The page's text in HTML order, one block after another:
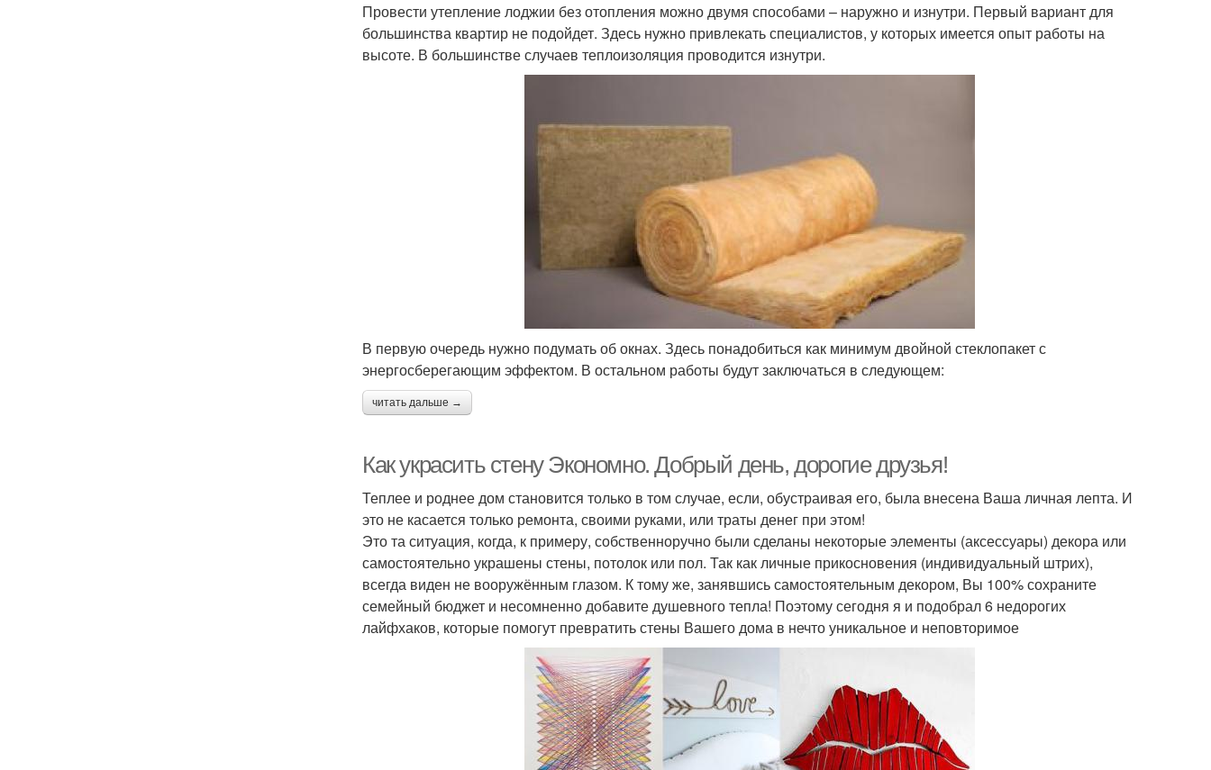
Провести утепление лоджии без отопления можно двумя способами – наружно и изнутри. Первый вариант для
большинства квартир не подойдет. Здесь нужно привлекать специалистов, у которых имеется опыт работы на
высоте. В большинстве случаев теплоизоляция проводится изнутри.
В первую очередь нужно подумать об окнах. Здесь понадобиться как минимум двойной стеклопакет с
энергосберегающим эффектом. В остальном работы будут заключаться в следующем:
читать дальше →
Как украсить стену Экономно. Добрый день, дорогие друзья!
Теплее и роднее дом становится только в том случае, если, обустраивая его, была внесена Ваша личная лепта. И
это не касается только ремонта, своими руками, или траты денег при этом!
Это та ситуация, когда, к примеру, собственноручно были сделаны некоторые элементы (аксессуары) декора или
самостоятельно украшены стены, потолок или пол. Так как личные прикосновения (индивидуальный штрих),
всегда виден не вооружённым глазом. К тому же, занявшись самостоятельным декором, Вы 100% сохраните
семейный бюджет и несомненно добавите душевного тепла! Поэтому сегодня я и подобрал 6 недорогих
лайфхаков, которые помогут превратить стены Вашего дома в нечто уникальное и неповторимое